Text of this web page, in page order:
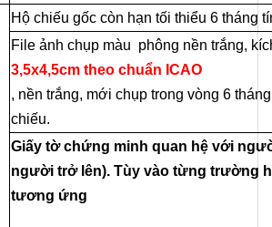
Hộ chiếu gốc còn hạn tối thiểu 6 tháng
File ảnh chụp màu phông nền trắng,
3,5x4,5cm theo chuẩn ICAO
, nền trắng, mới chụp trong vòng 6
chiếu.
Giấy tờ chứng minh quan hệ với
người trở lên). Tùy vào từng trường
tương ứng